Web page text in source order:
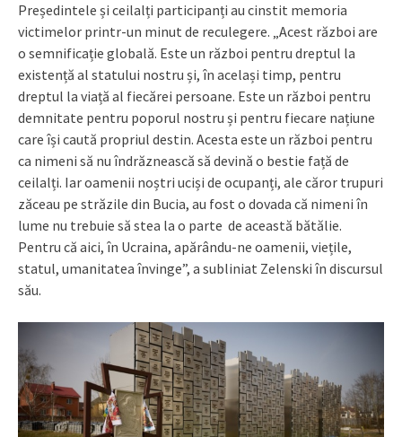
Președintele și ceilalți participanți au cinstit memoria
victimelor printr-un minut de reculegere. „Acest război are
o semnificație globală. Este un război pentru dreptul la
existență al statului nostru și, în același timp, pentru
dreptul la viață al fiecărei persoane. Este un război pentru
demnitate pentru poporul nostru și pentru fiecare națiune
care își caută propriul destin. Acesta este un război pentru
ca nimeni să nu îndrăznească să devină o bestie față de
ceilalți. Iar oamenii noștri uciși de ocupanți, ale căror trupuri
zăceau pe străzile din Bucia, au fost o dovada că nimeni în
lume nu trebuie să stea la o parte de această bătălie.
Pentru că aici, în Ucraina, apărându-ne oamenii, viețile,
statul, umanitatea învinge”, a subliniat Zelenski în discursul
său.